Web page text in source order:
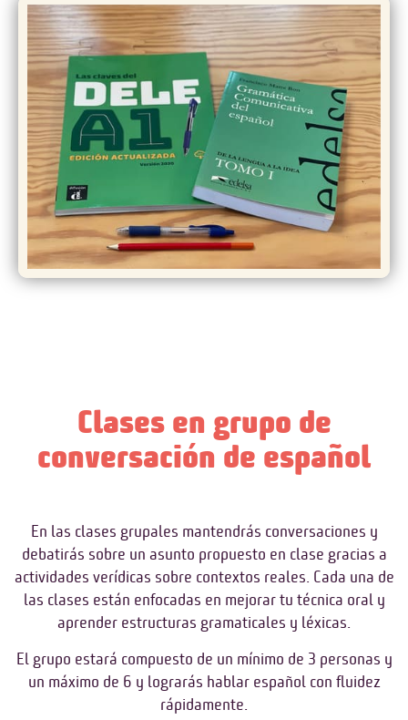
Clases en grupo de
conversación de español
En las clases grupales mantendrás conversaciones y
debatirás sobre un asunto propuesto en clase gracias a
actividades verídicas sobre contextos reales. Cada una de
las clases están enfocadas en mejorar tu técnica oral y
aprender estructuras gramaticales y léxicas.
El grupo estará compuesto de un mínimo de 3 personas y
un máximo de 6 y lograrás hablar español con fluidez
rápidamente.